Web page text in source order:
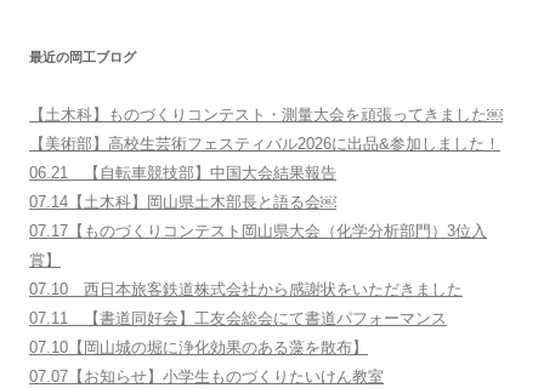
す
最近の岡工ブログ
【土木科】ものづくりコンテスト・測量大会を頑張ってきました￼
【美術部】高校生芸術フェスティバル2026に出品&参加しました！
06.21 【自転車競技部】中国大会結果報告
07.14【土木科】岡山県土木部長と語る会￼
07.17【ものづくりコンテスト岡山県大会（化学分析部門）3位入
賞】
07.10 西日本旅客鉄道株式会社から感謝状をいただきました
07.11 【書道同好会】工友会総会にて書道パフォーマンス
07.10【岡山城の堀に浄化効果のある藻を散布】
07.07【お知らせ】小学生ものづくりたいけん教室